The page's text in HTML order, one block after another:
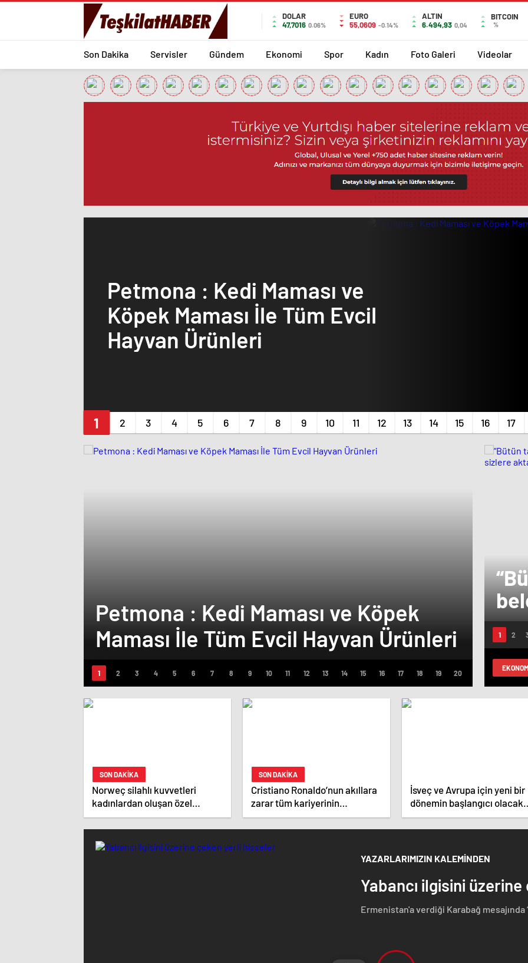
DOLAR
47,7016 0.06%
EURO
55,0609 -0.14%
ALTIN
6.494,93 0,04
BITCOIN
%
Son Dakika Servisler Gündem Ekonomi Spor Kadın Foto Galeri Videolar
Petmona : Kedi Maması ve
Köpek Maması İle Tüm Evcil
Hayvan Ürünleri
Petmona : Kedi Maması ve Köpek
Maması İle Tüm Evcil Hayvan Ürünleri
SON DAKİKA
Norweç silahlı kuvvetleri
kadınlardan oluşan özel
kuvvetler eğitimlerini başlattı.
SON DAKİKA
Cristiano Ronaldo’nun akıllara
zarar tüm kariyerinin
istatistiğini çıkardık !
İsveç ve Avrupa için yeni bir
dönemin başlangıcı olacak
kararlar.
YAZARLARIMIZIN KALEMİNDEN
Yabancı ilgisini
Ermenistan'a verdiği Karabağ
ise dikkat çeken bir ziyaret gerçekleştirdi.